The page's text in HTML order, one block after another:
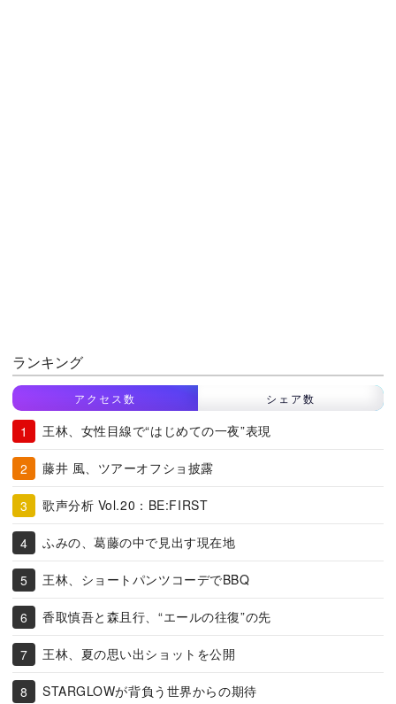
ランキング
アクセス数 シェア数
王林、女性目線で“はじめての一夜”表現
藤井 風、ツアーオフショ披露
歌声分析 Vol.20：BE:FIRST
ふみの、葛藤の中で見出す現在地
王林、ショートパンツコーデでBBQ
香取慎吾と森且行、“エールの往復”の先
王林、夏の思い出ショットを公開
STARGLOWが背負う世界からの期待